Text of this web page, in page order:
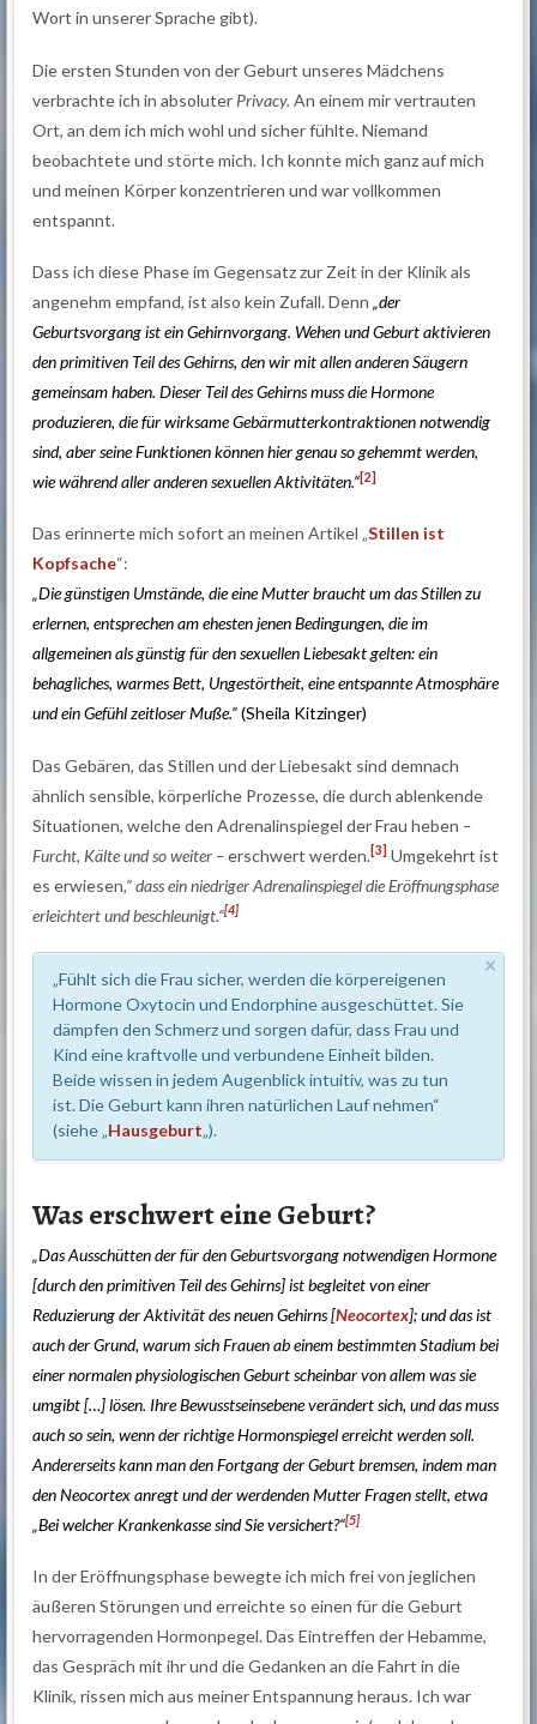
Wort in unserer Sprache gibt).
Die ersten Stunden von der Geburt unseres Mädchens
verbrachte ich in absoluter Privacy.An einem mir vertrauten
Ort, an dem ich mich wohl und sicher fühlte. Niemand
beobachtete und störte mich. Ich konnte mich ganz auf mich
und meinen Körper konzentrieren und war vollkommen
entspannt.
Dass ich diese Phase im Gegensatz zur Zeit in der Klinik als
angenehm empfand, ist also kein Zufall. Denn„der
Geburtsvorgang ist ein Gehirnvorgang. Wehen und Geburt aktivieren
den primitiven Teil des Gehirns, den wir mit allen anderen Säugern
gemeinsam haben. Dieser Teil des Gehirns muss die Hormone
produzieren, die für wirksame Gebärmutterkontraktionen notwendig
sind, aber seine Funktionen können hier genau so gehemmt werden,
wie während aller anderen sexuellen Aktivitäten.“[2]
Das erinnerte mich sofort an meinen Artikel „Stillen ist
Kopfsache“:
„Die günstigen Umstände, die eine Mutter braucht um das Stillen zu
erlernen, entsprechen am ehesten jenen Bedingungen, die im
allgemeinen als günstig für den sexuellen Liebesakt gelten: ein
behagliches, warmes Bett, Ungestörtheit, eine entspannte Atmosphäre
und ein Gefühl zeitloser Muße.“(Sheila Kitzinger)
Das Gebären, das Stillen und der Liebesakt sind demnach
ähnlich sensible, körperliche Prozesse, die durch ablenkende
Situationen, welche den Adrenalinspiegel der Frau heben –
Furcht, Kälte und so weiter –erschwert werden.[3]
Umgekehrt ist
es erwiesen,“ dass ein niedriger Adrenalinspiegel die Eröffnungsphase
erleichtert und beschleunigt.“[4]
×
„Fühlt sich die Frau sicher, werden die körpereigenen
Hormone Oxytocin und Endorphine ausgeschüttet. Sie
dämpfen den Schmerz und sorgen dafür, dass Frau und
Kind eine kraftvolle und verbundene Einheit bilden.
Beide wissen in jedem Augenblick intuitiv, was zu tun
ist. Die Geburt kann ihren natürlichen Lauf nehmen“
(siehe „Hausgeburt„).
Was erschwert eine Geburt?
„Das Ausschütten der für den Geburtsvorgang notwendigen Hormone
[durch den primitiven Teil des Gehirns] ist begleitet von einer
Reduzierung der Aktivität des neuen Gehirns [Neocortex]; und das ist
auch der Grund, warum sich Frauen ab einem bestimmten Stadium bei
einer normalen physiologischen Geburt scheinbar von allem was sie
umgibt […] lösen. Ihre Bewusstseinsebene verändert sich, und das muss
auch so sein, wenn der richtige Hormonspiegel erreicht werden soll.
Andererseits kann man den Fortgang der Geburt bremsen, indem man
den Neocortex anregt und der werdenden Mutter Fragen stellt, etwa
„Bei welcher Krankenkasse sind Sie versichert?“[5]
In der Eröffnungsphase bewegte ich mich frei von jeglichen
äußeren Störungen und erreichte so einen für die Geburt
hervorragenden Hormonpegel. Das Eintreffen der Hebamme,
das Gespräch mit ihr und die Gedanken an die Fahrt in die
Klinik, rissen mich aus meiner Entspannung heraus. Ich war